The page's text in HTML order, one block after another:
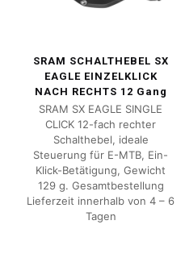
SRAM SCHALTHEBEL SX
EAGLE EINZELKLICK
NACH RECHTS 12 Gang
SRAM SX EAGLE SINGLE
CLICK 12-fach rechter
Schalthebel, ideale
Steuerung für E-MTB, Ein-
Klick-Betätigung, Gewicht
129 g. Gesamtbestellung
Lieferzeit innerhalb von 4 – 6
Tagen